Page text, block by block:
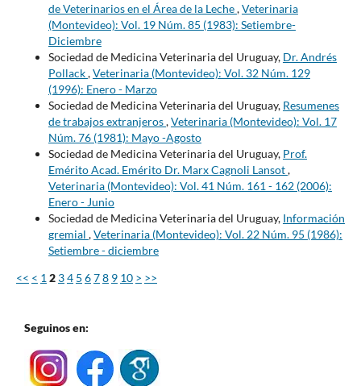
de Veterinarios en el Área de la Leche,Veterinaria
(Montevideo): Vol. 19 Núm. 85 (1983): Setiembre-
Diciembre
Sociedad de Medicina Veterinaria del Uruguay, Dr. Andrés
Pollack,Veterinaria (Montevideo): Vol. 32 Núm. 129
(1996): Enero - Marzo
Sociedad de Medicina Veterinaria del Uruguay, Resumenes
de trabajos extranjeros,Veterinaria (Montevideo): Vol. 17
Núm. 76 (1981): Mayo -Agosto
Sociedad de Medicina Veterinaria del Uruguay, Prof.
Emérito Acad. Emérito Dr. Marx Cagnoli Lansot,
Veterinaria (Montevideo): Vol. 41 Núm. 161 - 162 (2006):
Enero - Junio
Sociedad de Medicina Veterinaria del Uruguay, Información
gremial ,Veterinaria (Montevideo): Vol. 22 Núm. 95 (1986):
Setiembre - diciembre
<< < 1 2 34 5 678 9 10 > >>
Seguinos en: